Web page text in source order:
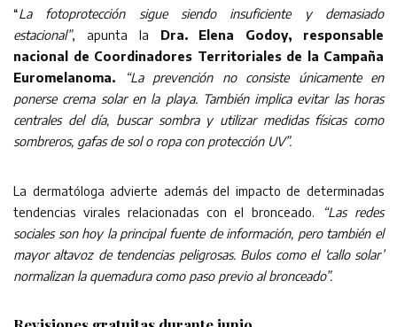
“La fotoprotección sigue siendo insuficiente y demasiado
estacional”, apunta la Dra. Elena Godoy, responsable
nacional de Coordinadores Territoriales de la Campaña
Euromelanoma.
“La prevención no consiste únicamente en
ponerse crema solar en la playa. También implica evitar las horas
centrales del día, buscar sombra y utilizar medidas físicas como
sombreros, gafas de sol o ropa con protección UV”.
La dermatóloga advierte además del impacto de determinadas
tendencias virales relacionadas con el bronceado.
“Las redes
sociales son hoy la principal fuente de información, pero también el
mayor altavoz de tendencias peligrosas. Bulos como el ‘callo solar’
normalizan la quemadura como paso previo al bronceado”.